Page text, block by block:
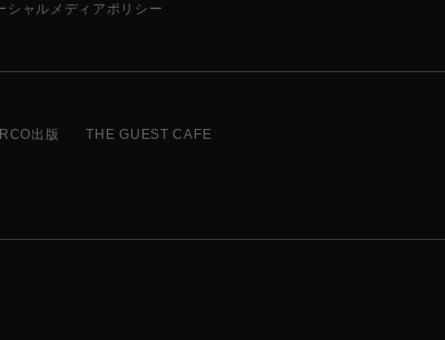
シャルメディアポリシー
出版 THE GUEST CAFE